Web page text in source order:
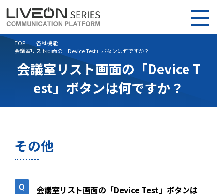
TOP
各種機能
会議室リスト画面の「Device Test」ボタンは何ですか？
会議室リスト画面の「Device T
est」ボタンは何ですか？
その他
会議室リスト画面の「Device Test」ボタンは